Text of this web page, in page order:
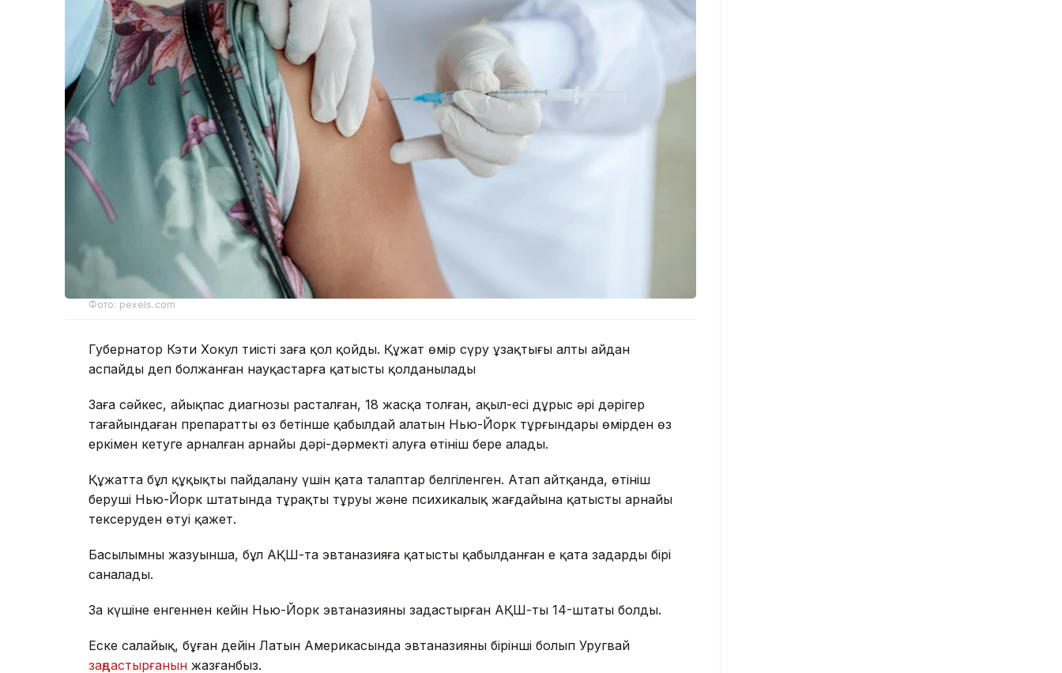
Фото: pexels.com
Губернатор Кэти Хокул тиісті заңға қол қойды. Құжат өмір сүру ұзақтығы алты айдан
аспайды деп болжанған науқастарға қатысты қолданылады
Заңға сәйкес, айықпас диагнозы расталған, 18 жасқа толған, ақыл-есі дұрыс әрі дәрігер
тағайындаған препаратты өз бетінше қабылдай алатын Нью-Йорк тұрғындары өмірден өз
еркімен кетуге арналған арнайы дәрі-дәрмекті алуға өтініш бере алады.
Құжатта бұл құқықты пайдалану үшін қатаң талаптар белгіленген. Атап айтқанда, өтініш
беруші Нью-Йорк штатында тұрақты тұруы және психикалық жағдайына қатысты арнайы
тексеруден өтуі қажет.
Басылымның жазуынша, бұл АҚШ-та эвтаназияға қатысты қабылданған ең қатаң заңдардың бірі
саналады.
Заң күшіне енгеннен кейін Нью-Йорк эвтаназияны заңдастырған АҚШ-тың 14-штаты болды.
Еске салайық, бұған дейін Латын Америкасында эвтаназияны бірінші болып Уругвай
заңдастырғанын жазғанбыз.